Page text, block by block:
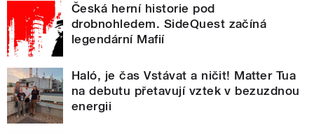
Česká herní historie pod
drobnohledem. SideQuest začíná
legendární Mafií
Haló, je čas Vstávat a ničit! Matter Tua
na debutu přetavují vztek v bezuzdnou
energii